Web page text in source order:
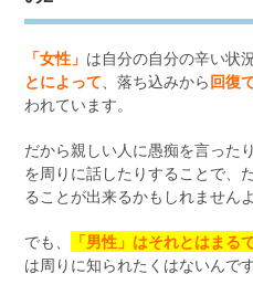
「女性」 は自分の自分の辛い状
とによって、落ち込みから回復
われています。
だから親しい人に愚痴を言った
を周りに話したりすることで、
ることが出来るかもしれませんよ
でも、 「男性」はそれとはまる
は周りに知られたくはないんです